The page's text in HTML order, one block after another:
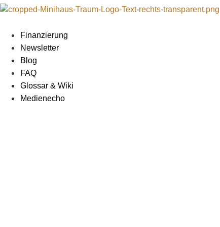
Zum
Finanzierung
Newsletter
Blog
FAQ
Glossar & Wiki
Medienecho